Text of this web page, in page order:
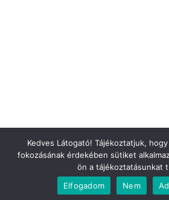
Kedves Látogató! Tájékoztatjuk,
fokozásának érdekében sütiket
ön a tájékoztatásunkat
Elfogadom
Nem